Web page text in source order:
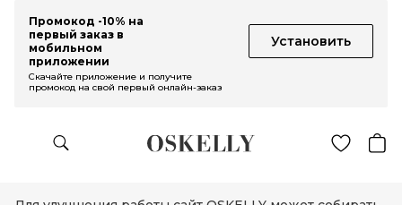
Промокод -10% на
первый заказ в
мобильном
приложении
Установить
Скачайте приложение и получите
промокод на свой первый онлайн-заказ